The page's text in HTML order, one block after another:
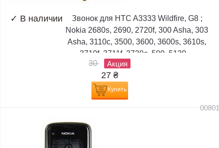
✓ В наличии
Звонок для HTC A3333 Wildfire, G8 ;
Nokia 2680s, 2690, 2720f, 300 Asha, 303
Asha, 3110c, 3500, 3600, 3600s, 3610s,
3710f, 3711f, 3720c, 500, 5130,...
30
Акция
27 ₴
Купить